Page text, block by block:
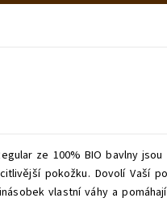
ze 100% BIO bavlny jsou
pokožku. Dovolí Vaší
vlastní váhy a